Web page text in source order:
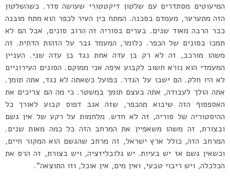
המיעוטים מסתדרים עם שלטון דיקטטורי שעושה סדר. כשהשלטון
הזה מתערער, מעמדם בסכנה. המתח בין העיר לכפר הוא מתח מובנה
כבר הרבה מאוד שנים. בערים בסוריה זה הרוב סונים, אבל הם לא
תמכו בסונים של הכפר. כלומר, המעמד גבר על הזהות הדתית. זה
משהו מורכב, זה לא רק בן עדה אחת נגד בן עדה שני. העניין
המעמדי הוא נורא חשוב לקבוע איפה אני ממוקם. הסונים העירוניים
לא היו חלק. הם ישבו על הגדר. בפועל כשאתה לא נגד, אתה תומך.
אתה הולך לעבודה, אתה בעצם תומך במשטר. כי מה הם צריכים את
האספסוף הזה שיבוא מהכפר, שזה אגב דפוס קבוע לאורך כל
ההיסטוריה של סוריה, זה לא חדש. מלחמות על רקע של אין גשם
ובצורת, זה משהו משאפיין את המרחב הזה כל כמה מאות שנים.
המרחב הזה, כולל ארץ ישראל, זה מרחב שהגשם הוא המקור חיים,
וכשאין גשם אז יש בעיות. יש גלובליזציה, ויש בצורת, זה הרס את
הכלכלה, ויש ריבוי טבעי, ואין מים, אין אוכל, וזו התוצאה”.